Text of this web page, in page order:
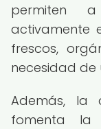
permiten
activamente
frescos,
necesidad de
Además, la
fomenta la